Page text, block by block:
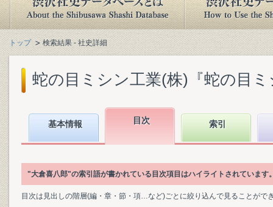
トップ 検索結果 - 社史詳細
蛇の目ミシン工業(株)『蛇の目
基本情報 目次 索引
"大倉喜八郎"の索引語が書かれている目次項目はハイライトされています
目次は見出しの階層(編・章・節・項…など)ごとに絞り込んで見ることがで